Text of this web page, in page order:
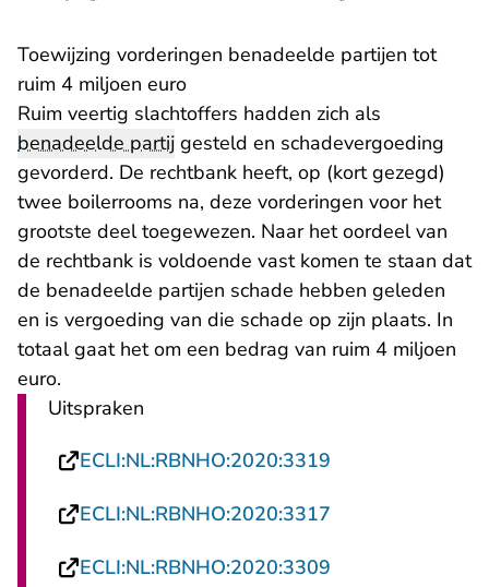
Toewijzing vorderingen benadeelde partijen tot
ruim 4 miljoen euro
Ruim veertig slachtoffers hadden zich als
benadeelde partij gesteld en schadevergoeding
gevorderd. De rechtbank heeft, op (kort gezegd)
twee boilerrooms na, deze vorderingen voor het
grootste deel toegewezen. Naar het oordeel van
de rechtbank is voldoende vast komen te staan dat
de benadeelde partijen schade hebben geleden
en is vergoeding van die schade op zijn plaats. In
totaal gaat het om een bedrag van ruim 4 miljoen
euro.
Uitspraken
ECLI:NL:RBNHO:2020:3319
ECLI:NL:RBNHO:2020:3317
ECLI:NL:RBNHO:2020:3309